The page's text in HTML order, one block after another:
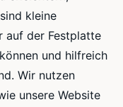
kleine
auf der Festplatte
und hilfreich
Wir nutzen
unsere Website